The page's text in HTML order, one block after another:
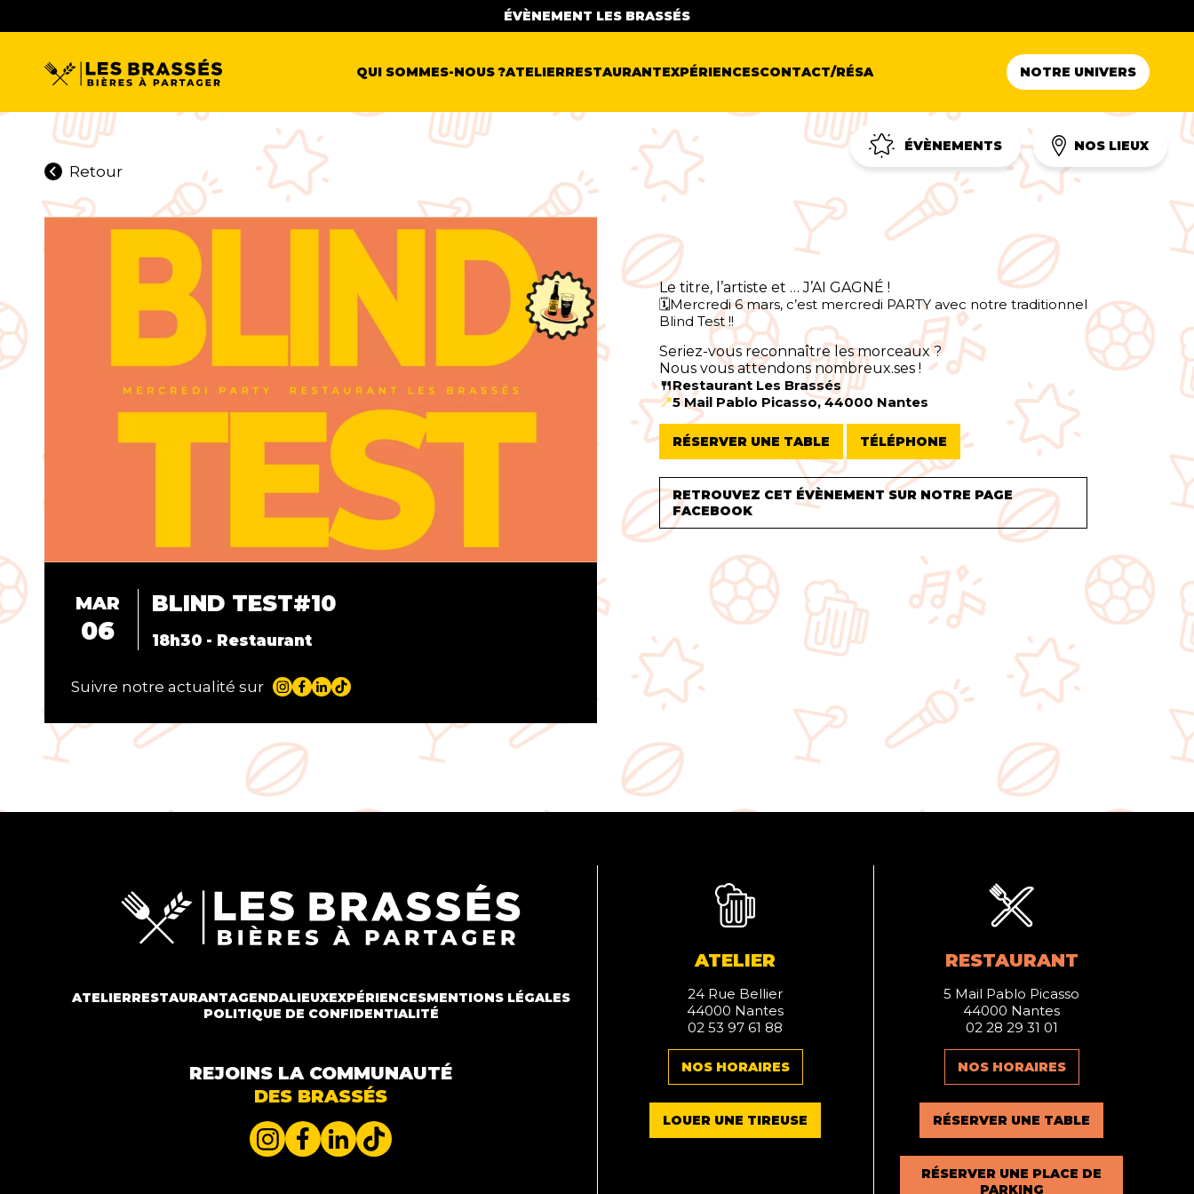
ÉVÈNEMENT LES BRASSÉS
QUI SOMMES-NOUS ?ATELIERRESTAURANTEXPÉRIENCESCONTACT/RÉSA NOTRE UNIVERS
ÉVÈNEMENTS NOS LIEUX
Retour
MAR
06
BLIND TEST#10
18h30 - Restaurant
Suivre notre actualité sur
Le titre, l’artiste et … J’AI GAGNÉ !
🗓️Mercredi 6 mars, c’est mercredi PARTY avec notre traditionnel
Blind Test !!
Seriez-vous reconnaître les morceaux ?
Nous vous attendons nombreux.ses !
🍴Restaurant Les Brassés
📍5 Mail Pablo Picasso, 44000 Nantes
RÉSERVER UNE TABLE TÉLÉPHONE
RETROUVEZ CET ÉVÈNEMENT SUR NOTRE PAGE
FACEBOOK
ATELIERRESTAURANTAGENDALIEUXEXPÉRIENCESMENTIONS LÉGALES
POLITIQUE DE CONFIDENTIALITÉ
REJOINS LA COMMUNAUTÉ
DES BRASSÉS
ATELIER
24 Rue Bellier
44000 Nantes
02 53 97 61 88
NOS HORAIRES
LOUER UNE TIREUSE
RESTAURANT
5 Mail Pablo Picasso
44000 Nantes
02 28 29 31 01
NOS HORAIRES
RÉSERVER UNE TABLE
RÉSERVER UNE PLACE DE
PARKING